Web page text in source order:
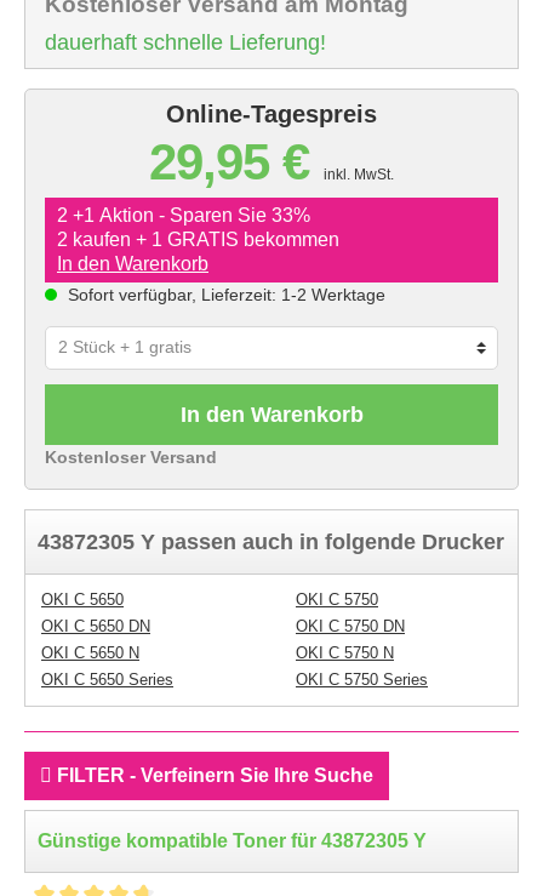
dauerhaft schnelle Lieferung!
Online-Tagespreis
29,95 € inkl. MwSt.
2 +1 Aktion - Sparen Sie 33%
2 kaufen + 1 GRATIS bekommen
In den Warenkorb
Sofort verfügbar, Lieferzeit: 1-2 Werktage
In den Warenkorb
Kostenloser Versand
43872305 Y passen auch in folgende Drucker
OKI C 5650
OKI C 5650 DN
OKI C 5650 N
OKI C 5650 Series
OKI C 5750
OKI C 5750 DN
OKI C 5750 N
OKI C 5750 Series
FILTER - Verfeinern Sie Ihre Suche
Günstige kompatible Toner für 43872305 Y